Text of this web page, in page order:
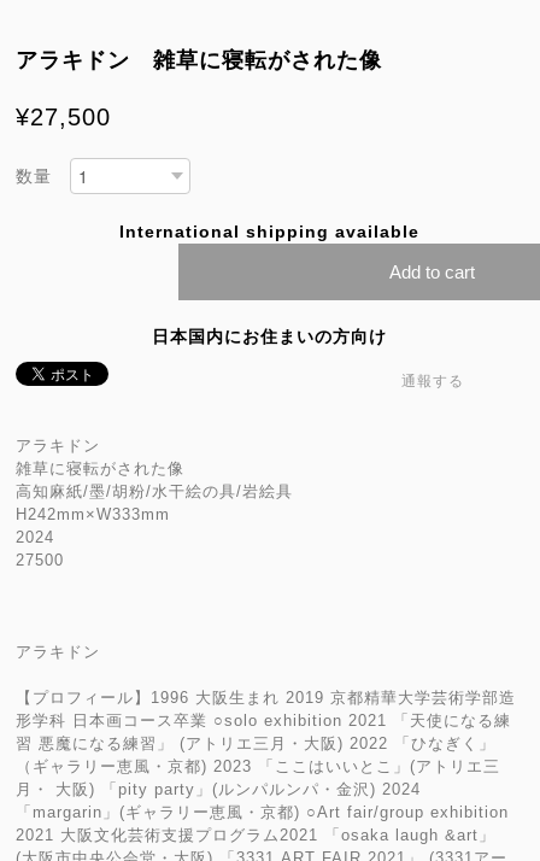
アラキドン 雑草に寝転がされた像
¥27,500
数量
International shipping available
Add to cart
日本国内にお住まいの方向け
通報する
アラキドン
雑草に寝転がされた像
高知麻紙/墨/胡粉/水干絵の具/岩絵具
H242mm×W333mm
2024
27500
アラキドン
【プロフィール】1996 大阪生まれ 2019 京都精華大学芸術学部造
形学科 日本画コース卒業 ○solo exhibition 2021 「天使になる練
習 悪魔になる練習」 (アトリエ三月・大阪) 2022 「ひなぎく」
（ギャラリー恵風・京都) 2023 「ここはいいとこ」(アトリエ三
月・ 大阪) 「pity party」(ルンパルンパ・金沢) 2024
「margarin」(ギャラリー恵風・京都) ○Art fair/group exhibition
2021 大阪文化芸術支援プログラム2021 「osaka laugh &art」